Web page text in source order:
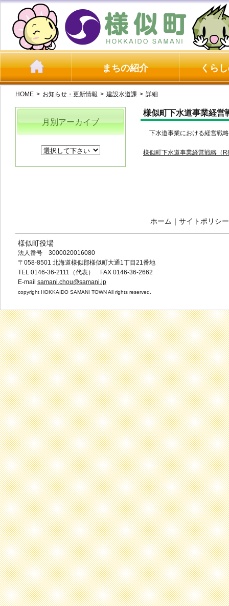
まちの紹介 くら
HOME > お知らせ・更新情報 > 建設水道課 > 詳細
様似町下水道事業経営
下水道事業における経営戦
様似町下水道事業経営戦略（
月別アーカイブ
ホーム ｜ サイトポリシー
様似町役場
法人番号 3000020016080
〒058-8501 北海道様似郡様似町大通1丁目21番地
TEL 0146-36-2111（代表） FAX 0146-36-2662
E-mail samani.chou@samani.jp
copyright HOKKAIDO SAMANI TOWN All rights reserved.